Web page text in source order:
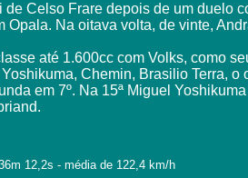
Celso Frare depois de um duelo
Na oitava volta, de vinte,
até 1.600cc com Volks, como
Chemin, Brasilio Terra,
em 7º. Na 15ª Miguel
12,2s - média de 122,4 km/h